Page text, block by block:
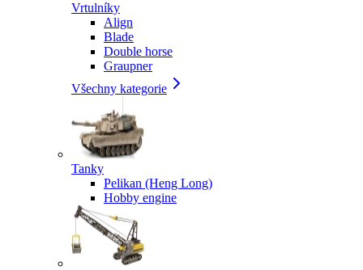
Vrtulníky
Align
Blade
Double horse
Graupner
Všechny kategorie
Tanky
Pelikan (Heng Long)
Hobby engine